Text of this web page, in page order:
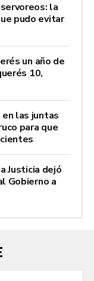
la
pudo evitar
un año de
10,
en las juntas
para que
Justicia dejó
Gobierno a